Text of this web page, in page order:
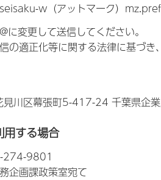
w（アットマーク）
変更して送信してください。
の適正化等に関する法律に基づき
川区幕張町5-417-24 千葉県企業
する場合
274-9801
企画課政策室宛て